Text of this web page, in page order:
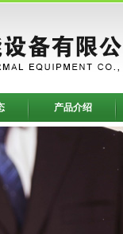
产品介绍